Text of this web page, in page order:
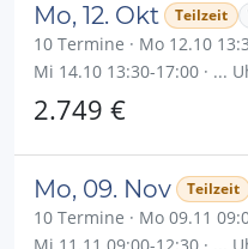
Mo, 12. Okt Teilzeit
10 Termine · Mo 12.10
Mi 14.10 13:30-17:00 · ...
2.749 €
Mo, 09. Nov Teilzeit
10 Termine · Mo 09.11